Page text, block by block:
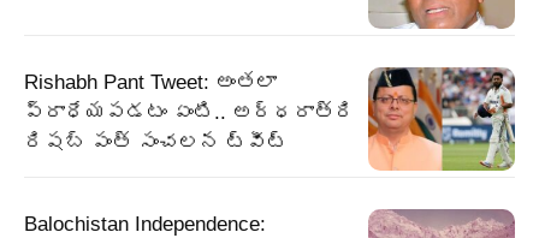
Rishabh Pant Tweet: అంతలా
ప్రాధేయపడటం ఏంటి.. అర్ధరాత్రి
రిషబ్ పంత్ సంచలన ట్వీట్
Balochistan Independence: